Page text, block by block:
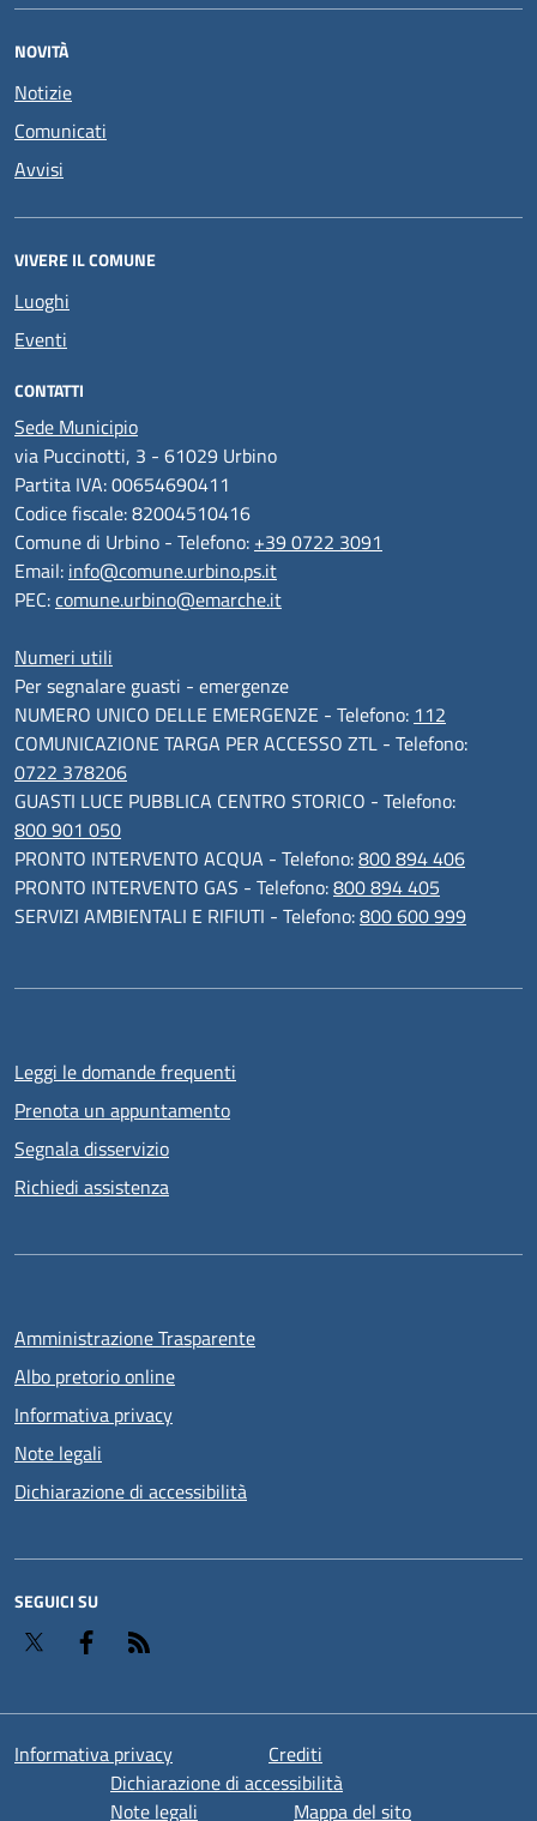
NOVITÀ
Notizie
Comunicati
Avvisi
VIVERE IL COMUNE
Luoghi
Eventi
CONTATTI
Sede Municipio
via Puccinotti, 3 - 61029 Urbino
Partita IVA: 00654690411
Codice fiscale: 82004510416
Comune di Urbino - Telefono: +39 0722 3091
Email: info@comune.urbino.ps.it
PEC:comune.urbino@emarche.it
Numeri utili
Per segnalare guasti - emergenze
NUMERO UNICO DELLE EMERGENZE - Telefono: 112
COMUNICAZIONE TARGA PER ACCESSO ZTL - Telefono:
0722 378206
GUASTI LUCE PUBBLICA CENTRO STORICO - Telefono:
800 901 050
PRONTO INTERVENTO ACQUA - Telefono:800 894 406
PRONTO INTERVENTO GAS - Telefono:800 894 405
SERVIZI AMBIENTALI E RIFIUTI - Telefono:800 600 999
Leggi le domande frequenti
Prenota un appuntamento
Segnala disservizio
Richiedi assistenza
Amministrazione Trasparente
Albo pretorio online
Informativa privacy
Note legali
Dichiarazione di accessibilità
SEGUICI SU
Twitter Facebook
Informativa privacy
Crediti
Dichiarazione di accessibilità
Note legali
Mappa del sito